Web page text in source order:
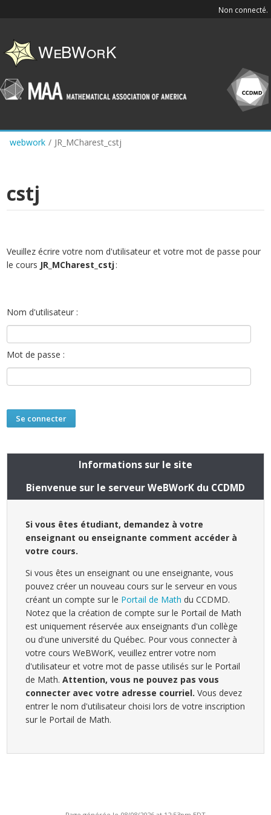
content
Non connecté.
webwork / JR_MCharest_cstj
cstj
Veuillez écrire votre nom d'utilisateur et votre mot de passe pour
le cours JR_MCharest_cstj:
Nom d'utilisateur :
Mot de passe :
Informations sur le site
Bienvenue sur le serveur WeBWorK du CCDMD
Si vous êtes étudiant, demandez à votre
enseignant ou enseignante comment accéder à
votre cours.
Si vous êtes un enseignant ou une enseignante, vous
pouvez créer un nouveau cours sur le serveur en vous
créant un compte sur le Portail de Math du CCDMD.
Notez que la création de compte sur le Portail de Math
est uniquement réservée aux enseignants d'un collège
ou d'une université du Québec. Pour vous connecter à
votre cours WeBWorK, veuillez entrer votre nom
d'utilisateur et votre mot de passe utilisés sur le Portail
de Math.Attention, vous ne pouvez pas vous
connecter avec votre adresse courriel. Vous devez
entrer le nom d'utilisateur choisi lors de votre inscription
sur le Portail de Math.